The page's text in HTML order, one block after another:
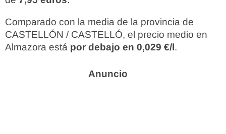
Comparado con la media de la provincia de
CASTELLÓN / CASTELLÓ, el precio medio en
Almazora está por debajo en 0,029 €/l.